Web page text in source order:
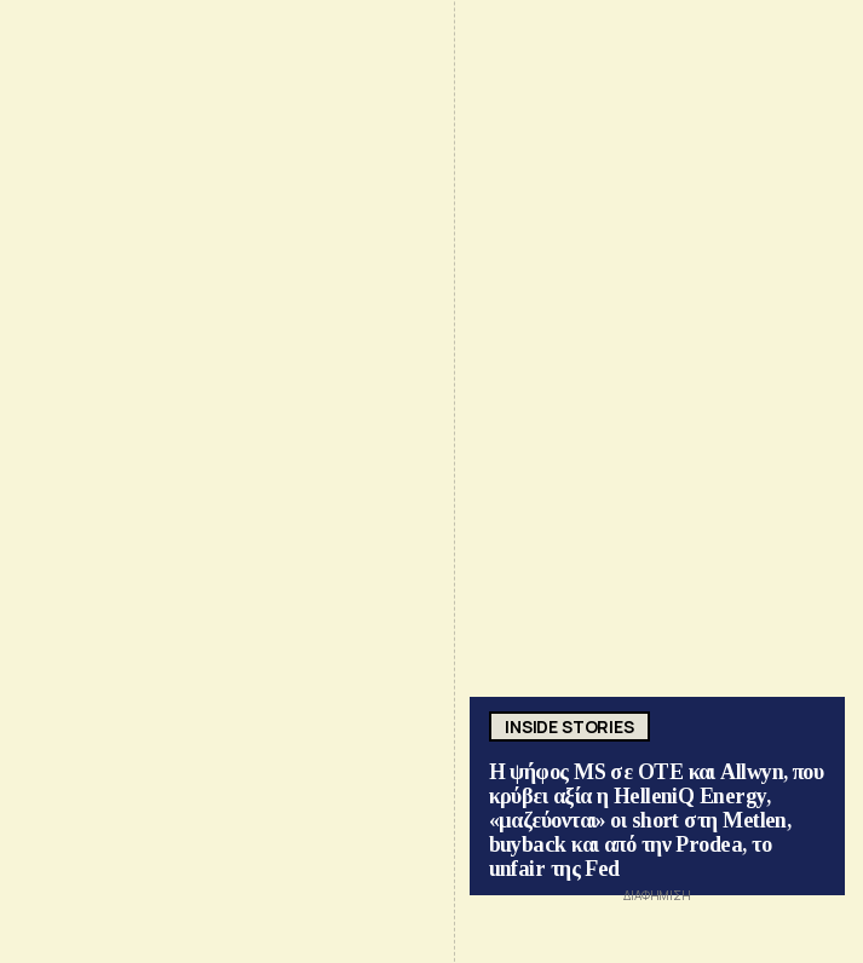
INSIDE STORIES
Η ψήφος MS σε ΟΤΕ και Allwyn, που
κρύβει αξία η HelleniQ Energy,
«μαζεύονται» οι short στη Metlen,
buyback και από την Prodea, το
unfair της Fed